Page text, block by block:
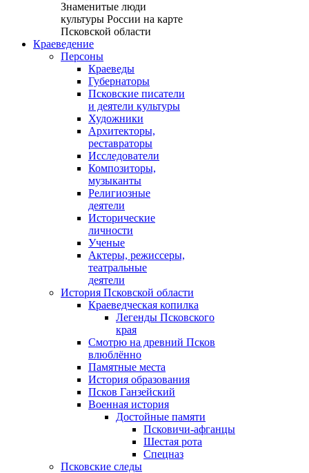
Знаменитые люди
культуры России на карте
Псковской области
Краеведение
Персоны
Краеведы
Губернаторы
Псковские писатели
и деятели культуры
Художники
Архитекторы,
реставраторы
Исследователи
Композиторы,
музыканты
Религиозные
деятели
Исторические
личности
Ученые
Актеры, режиссеры,
театральные
деятели
История Псковской области
Краеведческая копилка
Легенды Псковского
края
Смотрю на древний Псков
влюблённо
Памятные места
История образования
Псков Ганзейский
Военная история
Достойные памяти
Псковичи-афганцы
Шестая рота
Спецназ
Псковские следы